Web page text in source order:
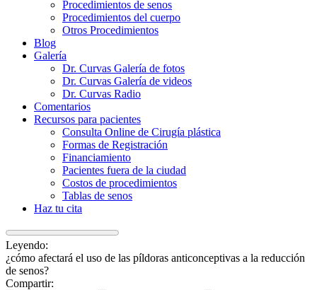
Procedimientos de senos
Procedimientos del cuerpo
Otros Procedimientos
Blog
Galería
Dr. Curvas Galería de fotos
Dr. Curvas Galería de videos
Dr. Curvas Radio
Comentarios
Recursos para pacientes
Consulta Online de Cirugía plástica
Formas de Registración
Financiamiento
Pacientes fuera de la ciudad
Costos de procedimientos
Tablas de senos
Haz tu cita
Leyendo:
¿cómo afectará el uso de las píldoras anticonceptivas a la reducción
de senos?
Compartir: